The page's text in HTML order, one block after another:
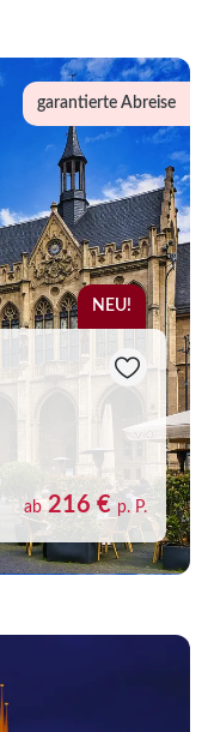
garantierte Abreise
NEU!
ab216 €p. P.